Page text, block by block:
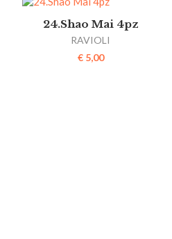
24.Shao Mai 4pz
RAVIOLI
€5,00